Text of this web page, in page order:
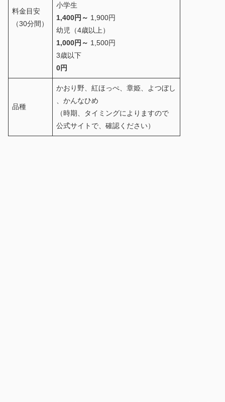
料金目安
（30分間）
小学生
1,400円～ 1,900円
幼児（4歳以上）
1,000円～ 1,500円
3歳以下
0円
品種
かおり野、紅ほっぺ、章姫、よつぼし
、かんなひめ
（時期、タイミングによりますので
公式サイトで、確認ください）